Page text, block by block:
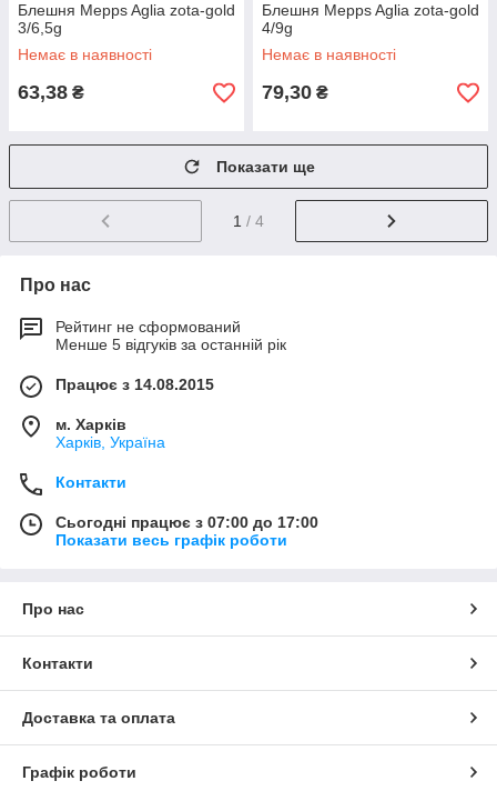
Блешня Mepps Aglia zota-gold
3/6,5g
Немає в наявності
63,38 ₴
Блешня Mepps Aglia zota-gold
4/9g
Немає в наявності
79,30 ₴
Показати ще
1 / 4
Про нас
Рейтинг не сформований
Менше 5 відгуків за останній рік
Працює з 14.08.2015
м. Харків
Харків, Україна
Контакти
Сьогодні працює з 07:00 до 17:00
Показати весь графік роботи
Про нас
Контакти
Доставка та оплата
Графік роботи